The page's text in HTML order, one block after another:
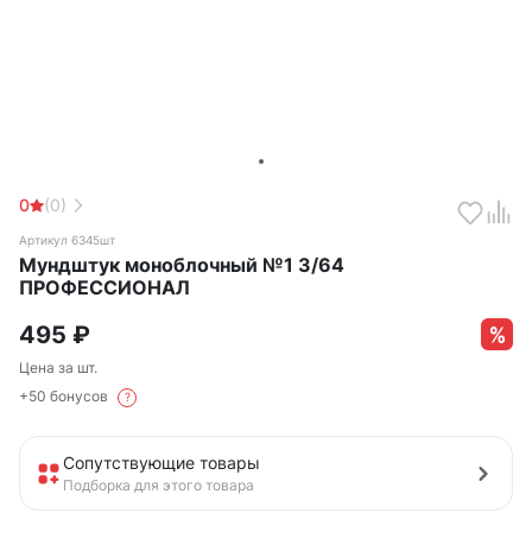
0 (0)
Артикул 6345шт
Мундштук моноблочный №1 3/64
ПРОФЕССИОНАЛ
495 ₽
Цена за шт.
+50 бонусов
?
Сопутствующие товары
Подборка для этого товара